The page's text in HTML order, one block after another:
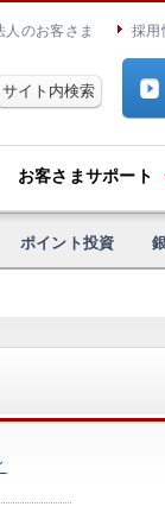
人のお客さま 採用
お客さまサポート
ポイント投資